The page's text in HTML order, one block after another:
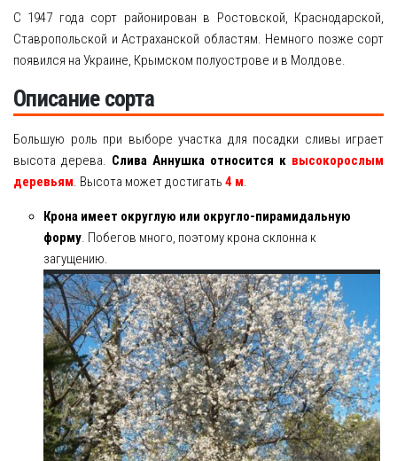
С 1947 года сорт районирован в Ростовской, Краснодарской,
Ставропольской и Астраханской областям. Немного позже сорт
появился на Украине, Крымском полуострове и в Молдове.
Описание сорта
Большую роль при выборе участка для посадки сливы играет
высота дерева. Слива Аннушка относится к высокорослым
деревьям. Высота может достигать 4 м.
Крона имеет округлую или округло-пирамидальную
форму. Побегов много, поэтому крона склонна к
загущению.